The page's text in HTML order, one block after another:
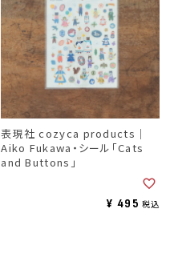
表現社 cozyca products｜
Aiko Fukawa・シール「Cats
and Buttons」
¥ 495 税込